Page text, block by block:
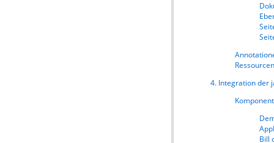
Ressourcen
4. Integration der
Bill